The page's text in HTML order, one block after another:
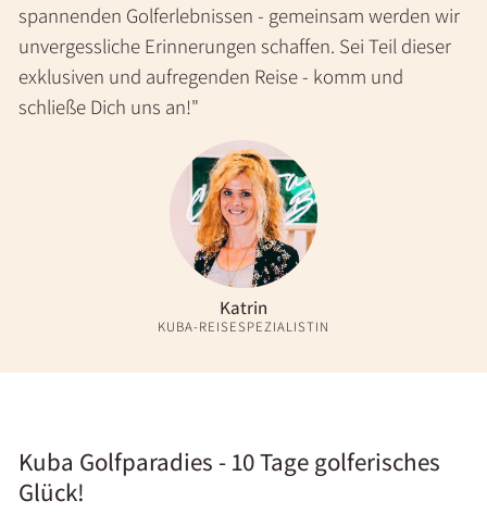
Katrin
KUBA-REISESPEZIALISTIN
spannenden Golferlebnissen - gemeinsam werden wir
unvergessliche Erinnerungen schaffen. Sei Teil dieser
exklusiven und aufregenden Reise - komm und
schließe Dich uns an!"
Kuba Golfparadies - 10 Tage golferisches
Glück!